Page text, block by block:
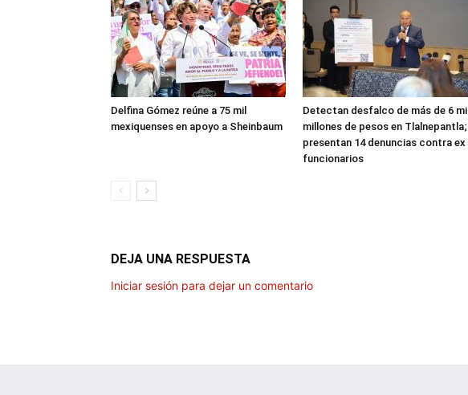
Delfina Gómez reúne a 75 mil
mexiquenses en apoyo a Sheinbaum
Detectan desfalco de más de 6 mil
millones de pesos en Tlalnepantla;
presentan 14 denuncias contra ex
funcionarios
DEJA UNA RESPUESTA
Iniciar sesión para dejar un comentario